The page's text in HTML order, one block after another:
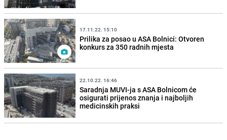
17.11.22. 15:10
Prilika za posao u ASA Bolnici: Otvoren
konkurs za 350 radnih mjesta
22.10.22. 16:46
Saradnja MUVI-ja s ASA Bolnicom će
osigurati prijenos znanja i najboljih
medicinskih praksi